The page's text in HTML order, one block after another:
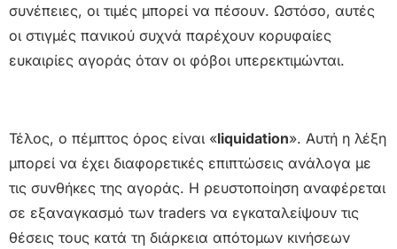
συνέπειες, οι τιμές μπορεί να πέσουν. Ωστόσο, αυτές
οι στιγμές πανικού συχνά παρέχουν κορυφαίες
ευκαιρίες αγοράς όταν οι φόβοι υπερεκτιμώνται.
Τέλος, ο πέμπτος όρος είναι «liquidation». Αυτή η λέξη
μπορεί να έχει διαφορετικές επιπτώσεις ανάλογα με
τις συνθήκες της αγοράς. Η ρευστοποίηση αναφέρεται
σε εξαναγκασμό των traders να εγκαταλείψουν τις
θέσεις τους κατά τη διάρκεια απότομων κινήσεων